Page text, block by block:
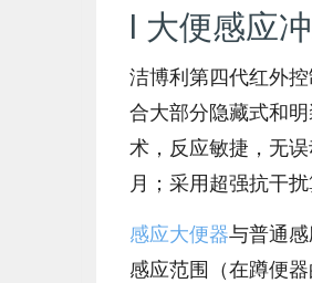
l 大便感应
洁博利第四代红外
合大部分隐藏式和
术，反应敏捷，无
月；采用超强抗干
感应大便器与普通
感应范围（在蹲便